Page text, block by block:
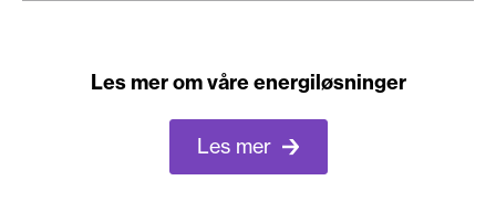
Les mer om våre energiløsninger
Les mer